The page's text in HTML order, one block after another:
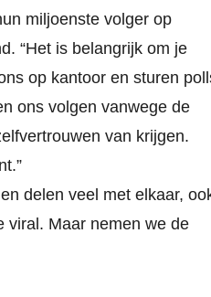
miljoenste volger op
“Het is belangrijk om je
op kantoor en sturen
ons volgen vanwege de
van krijgen.
delen veel met elkaar,
viral. Maar nemen we de